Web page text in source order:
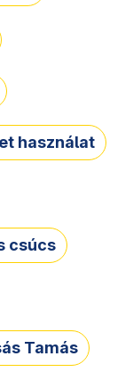
használat
csúcs
Tamás